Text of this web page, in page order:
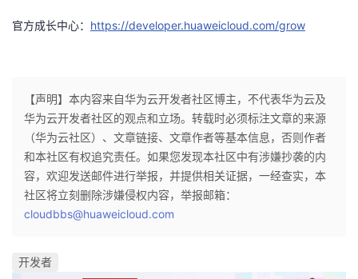
官方成长中心： https://developer.huaweicloud.com/grow
【声明】本内容来自华为云开发者社区博主，不代表华为云及
华为云开发者社区的观点和立场。转载时必须标注文章的来源
（华为云社区）、文章链接、文章作者等基本信息，否则作者
和本社区有权追究责任。如果您发现本社区中有涉嫌抄袭的内
容，欢迎发送邮件进行举报，并提供相关证据，一经查实，本
社区将立刻删除涉嫌侵权内容，举报邮箱：
cloudbbs@huaweicloud.com
开发者